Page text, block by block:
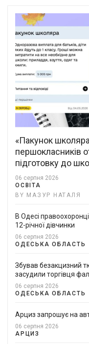
«Пакунок
першокласників
підготовку до
06 серпня 2026
ОСВІТА
BY МАЗУР НАТАЛЯ
В Одесі
12-річної дівчинки
06 серпня 2026
ОДЕСЬКА ОБЛАСТЬ
Збував безакцизний
засудили торгівця
06 серпня 2026
ОДЕСЬКА ОБЛАСТЬ
Арциз запрошує на
06 серпня 2026
АРЦИЗ